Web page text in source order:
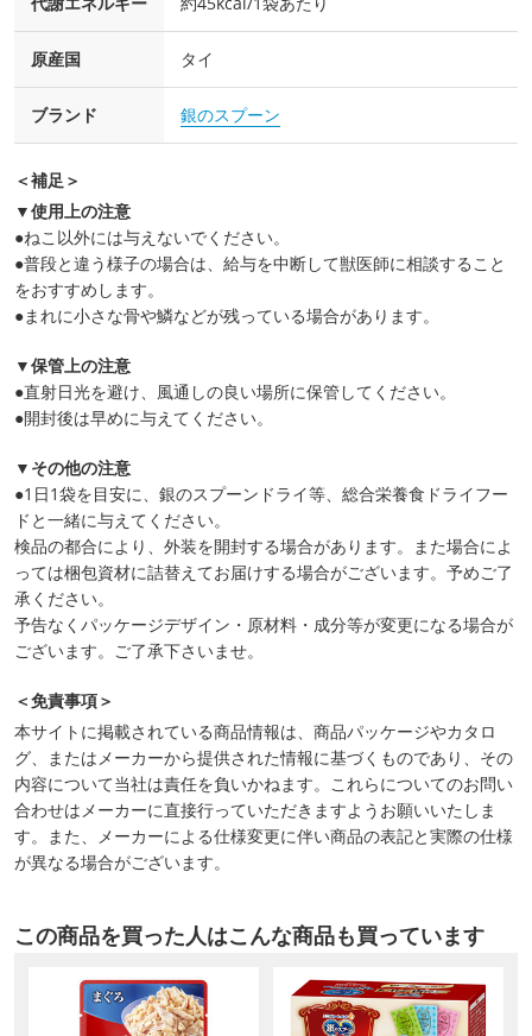
原産国 タイ
ブランド 銀のスプーン
＜補足＞
▼使用上の注意
●ねこ以外には与えないでください。
●普段と違う様子の場合は、給与を中断して獣医師に相談すること
をおすすめします。
●まれに小さな骨や鱗などが残っている場合があります。
▼保管上の注意
●直射日光を避け、風通しの良い場所に保管してください。
●開封後は早めに与えてください。
▼その他の注意
●1日1袋を目安に、銀のスプーンドライ等、総合栄養食ドライフー
ドと一緒に与えてください。
検品の都合により、外装を開封する場合があります。また場合によ
っては梱包資材に詰替えてお届けする場合がございます。予めご了
承ください。
予告なくパッケージデザイン・原材料・成分等が変更になる場合が
ございます。ご了承下さいませ。
＜免責事項＞
本サイトに掲載されている商品情報は、商品パッケージやカタロ
グ、またはメーカーから提供された情報に基づくものであり、その
内容について当社は責任を負いかねます。これらについてのお問い
合わせはメーカーに直接行っていただきますようお願いいたしま
す。また、メーカーによる仕様変更に伴い商品の表記と実際の仕様
が異なる場合がございます。
この商品を買った人はこんな商品も買っています